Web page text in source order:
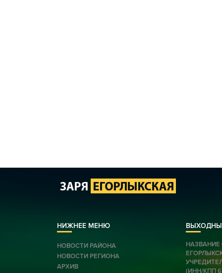
НИЖНЕЕ МЕНЮ
НОВОСТИ РАЙОНА
НОВОСТИ РЕГИОНА
АРХИВ
НАЗВАНИЕ
(ИНН/КПП